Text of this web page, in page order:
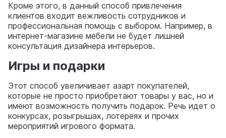
Кроме этого, в данный способ привлечения
клиентов входит вежливость сотрудников и
профессиональная помощь с выбором. Например, в
интернет-магазине мебели не будет лишней
консультация дизайнера интерьеров.
Игры и подарки
Этот способ увеличивает азарт покупателей,
которые не просто приобретают товары у вас, но и
имеют возможность получить подарок. Речь идет о
конкурсах, розыгрышах, лотереях и прочих
мероприятий игрового формата.